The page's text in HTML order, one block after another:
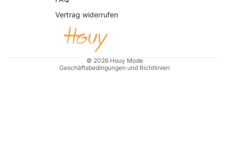
Vertrag widerrufen
© 2026 Houy Mode
Geschäftsbedingungen und Richtlinien
Kontaktinformationen